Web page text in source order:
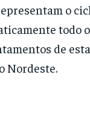
o
todo
de
Nordeste.